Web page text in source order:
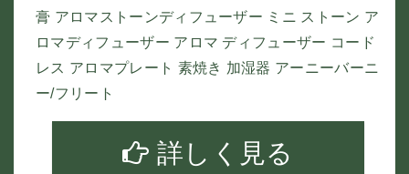
膏 アロマストーンディフューザー ミニ ストーン ア
ロマディフューザー アロマ ディフューザー コード
レス アロマプレート 素焼き 加湿器 アーニーバーニ
ー/フリート
詳しく見る